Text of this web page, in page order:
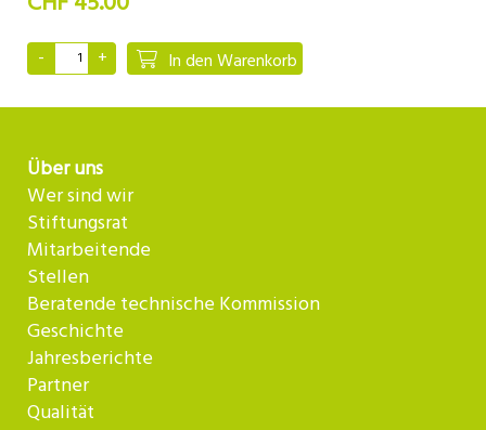
In den Warenkorb
Über uns
Wer sind wir
Stiftungsrat
Mitarbeitende
Stellen
Beratende technische Kommission
Geschichte
Jahresberichte
Partner
Qualität